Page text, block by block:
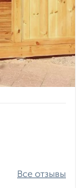
Все отзывы